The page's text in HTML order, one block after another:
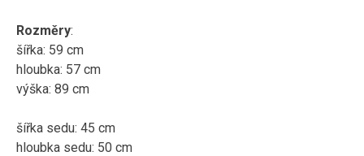
Rozměry:
šířka: 59 cm
hloubka: 57 cm
výška: 89 cm
šířka sedu: 45 cm
hloubka sedu: 50 cm